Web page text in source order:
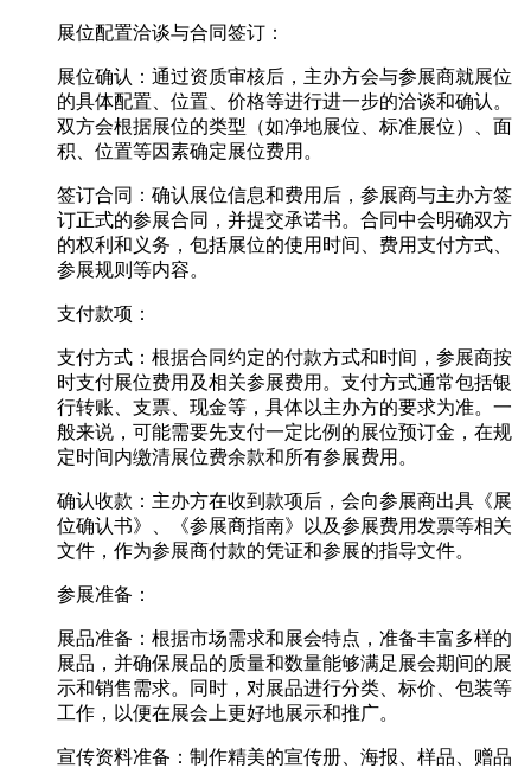
展位配置洽谈与合同签订：
展位确认：通过资质审核后，主办方会与参展商就展位
的具体配置、位置、价格等进行进一步的洽谈和确认。
双方会根据展位的类型（如净地展位、标准展位）、面
积、位置等因素确定展位费用。
签订合同：确认展位信息和费用后，参展商与主办方签
订正式的参展合同，并提交承诺书。合同中会明确双方
的权利和义务，包括展位的使用时间、费用支付方式、
参展规则等内容。
支付款项：
支付方式：根据合同约定的付款方式和时间，参展商按
时支付展位费用及相关参展费用。支付方式通常包括银
行转账、支票、现金等，具体以主办方的要求为准。一
般来说，可能需要先支付一定比例的展位预订金，在规
定时间内缴清展位费余款和所有参展费用。
确认收款：主办方在收到款项后，会向参展商出具《展
位确认书》、《参展商指南》以及参展费用发票等相关
文件，作为参展商付款的凭证和参展的指导文件。
参展准备：
展品准备：根据市场需求和展会特点，准备丰富多样的
展品，并确保展品的质量和数量能够满足展会期间的展
示和销售需求。同时，对展品进行分类、标价、包装等
工作，以便在展会上更好地展示和推广。
宣传资料准备：制作精美的宣传册、海报、样品、赠品